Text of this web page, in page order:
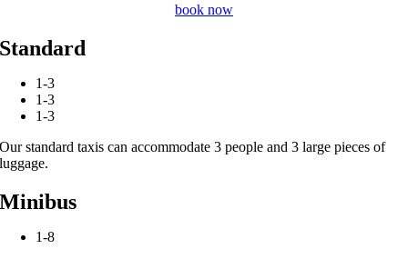
book now
Standard
1-3
1-3
1-3
Our standard taxis can accommodate 3 people and 3 large pieces of
luggage.
Minibus
1-8